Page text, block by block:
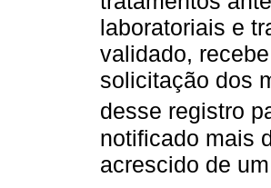
laboratoriais e
validado,
solicitação dos
desse registro
notificado mais
acrescido de